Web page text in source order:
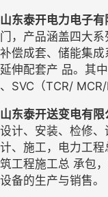
山东泰开电力电子有
门，产品涵盖四大系
补偿成套、储能集
延伸配套产 品。其
、 SVC （TCR/
山东泰开送变电有限
设计、安装、检修、
计、施工，电力工
筑工程施工总 承包
设备的生产与销售。